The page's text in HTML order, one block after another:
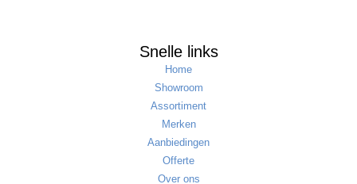
Snelle links
Home
Showroom
Assortiment
Merken
Aanbiedingen
Offerte
Over ons